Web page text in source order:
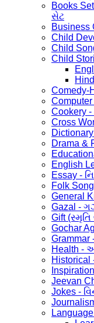
Books
સેટ
Business
Child
Child
Child
Comedy-
Cookery -
Cross
Drama &
English
Essay -
Folk
General
Gazal -
Gift
Gochar
Grammar
Health -
Historical
Jeevan
Jokes -